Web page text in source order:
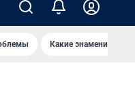
Какие знаменитости